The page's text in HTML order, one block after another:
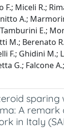
Miceli R.;
A.;
E.;
M.; Berenato
F.; Ghidini M.;
G.; Falcone
sparing
A remark
in Italy